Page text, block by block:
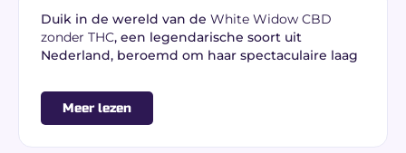
Duik in de wereld van de White Widow CBD
zonder THC, een legendarische soort uit
Nederland, beroemd om haar spectaculaire laag
sneeuwsluier. Afkomstig uit een
teelt in Zwitserland
Bloemen zonder THC
Meer lezen